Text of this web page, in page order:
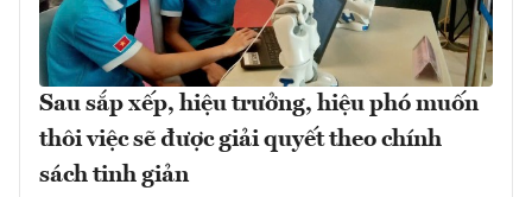
Sau sắp xếp, hiệu trưởng, hiệu phó muốn
thôi việc sẽ được giải quyết theo chính
sách tinh giản